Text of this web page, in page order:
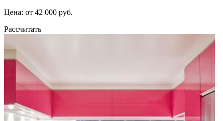
Цена: от 42 000 руб.
Рассчитать